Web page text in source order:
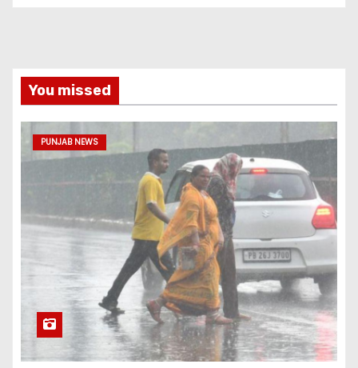
You missed
PUNJAB NEWS